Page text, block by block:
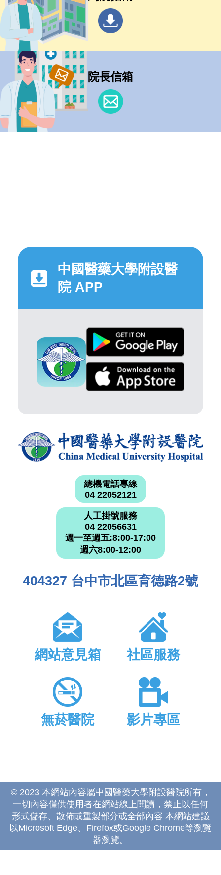
院長信箱
中國醫藥大學附設醫
院 APP
總機電話專線
04 22052121
人工掛號服務
04 22056631
週一至週五:8:00-17:00
週六8:00-12:00
404327 台中市北區育德路2號
網站意見箱 社區服務
無菸醫院 影片專區
© 2023 本網站內容屬中國醫藥大學附設醫院所有，
一切內容僅供使用者在網站線上閱讀，禁止以任何
形式儲存、散佈或重製部分或全部內容 本網站建議
以Microsoft Edge、Firefox或Google Chrome等瀏覽
器瀏覽。